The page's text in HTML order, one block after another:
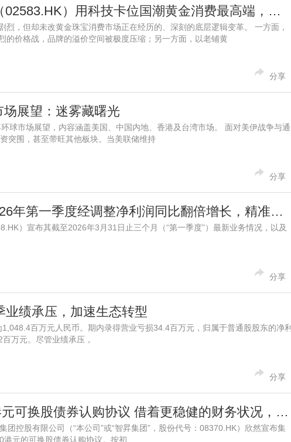
双券商首次覆盖，西普尼（02583.HK）用科技卡位国潮黄金消费最高端，迈入利润加速兑现新周期
烈，但却未改黄金珠宝消费市场正在经历的、深刻的底层逻辑变革。 一方面，
的价格战，品牌的溢价空间被极度压缩；另一方面，以老铺黄
分享
展望：迷雾藏曙光
球市场展望，内容涵盖美国、中国内地、香港及台湾市场。 面对美伊战争与通
突围，甚至带旺其他板块。当美联储维持
分享
香港中旅（00308.HK）2026年第一季度经调整净利润同比翻倍增长，精准布局新文旅业务构筑增长新动能
）宣布其截至2026年3月31日止三个月（“第一季度”）最新业务情况，以及
分享
绩承压，加速生态转型
百万元人民币。期内录得营业亏损34.4百万元，归属于普通股股东的净利
万元。尽管业绩承压，
分享
以28.8%溢价达成1.18亿港元可换股债券认购协议 借着更稳健的财务状况，加快数据中心业务发展
控股有限公司（“本公司”或“智昇集团”，股份代号：08370.HK）欣然宣布集
元的可换股债券认购协议。按初